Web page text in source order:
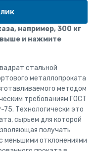
например, 300 кг
выше и нажмите
стальной
металлопроката
методом
требованиям ГОСТ
Технологически это
сырьем для которой
получать
меньшими отклонениями